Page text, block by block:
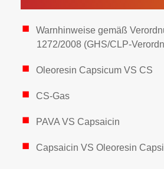
Warnhinweise gemäß
1272/2008 (GHS/CLP-
Oleoresin Capsicum VS CS
CS-Gas
PAVA VS Capsaicin
Capsaicin VS Oleoresin